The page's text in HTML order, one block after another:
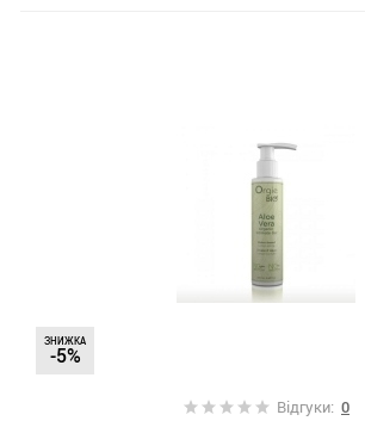
ЗНИЖКА
-5%
Відгуки: 0